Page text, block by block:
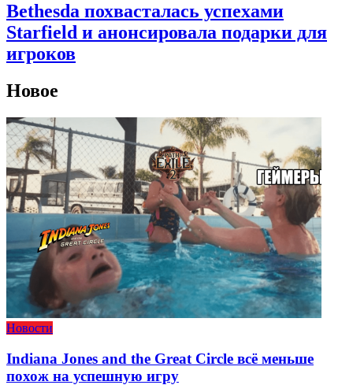
Bethesda похвасталась успехами
Starfield и анонсировала подарки для
игроков
Новое
Новости
Indiana Jones and the Great Circle всё меньше
похож на успешную игру